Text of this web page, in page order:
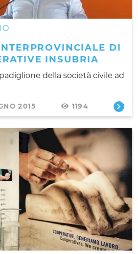
DI
INSUBRIA
della società civile ad
2015 1194